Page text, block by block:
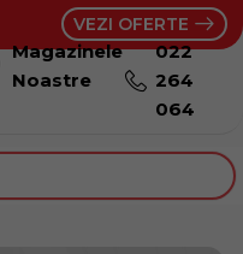
VEZI OFERTE
Magazinele
Noastre
022
264
064